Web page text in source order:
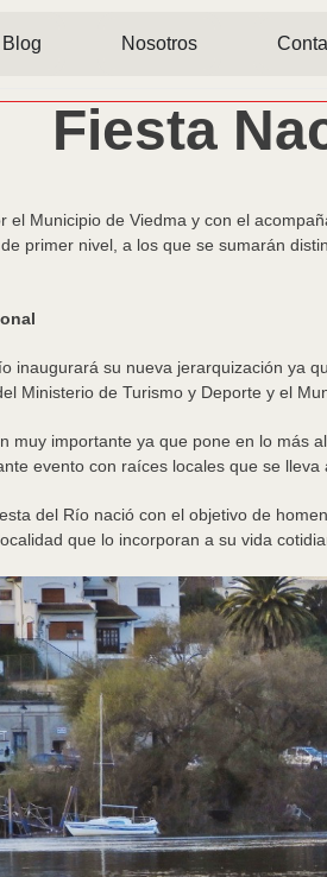
Blog Nosotros
Fiesta
el Municipio de Viedma y con el
primer nivel, a los que se sumarán
inaugurará su nueva jerarquización ya
Ministerio de Turismo y Deporte y el
muy importante ya que pone en lo más
evento con raíces locales que se
del Río nació con el objetivo de
que lo incorporan a su vida